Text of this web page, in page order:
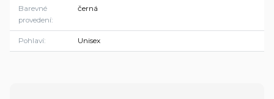
Barevné
provedení
černá
Pohlaví Unisex